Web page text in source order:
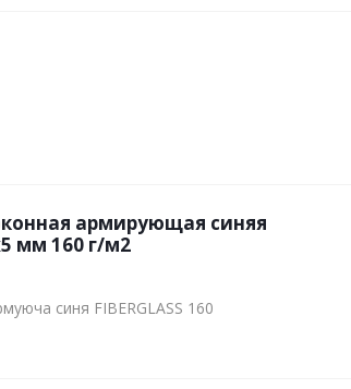
армирующая синяя
мм 160 г/м2
синя FIBERGLASS 160